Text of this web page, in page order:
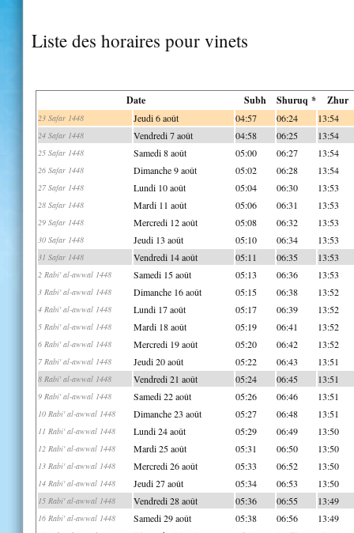
Liste des horaires pour vinets
Date Subh Shuruq * Zhur
23 Safar 1448 Jeudi 6 août 04:57 06:24 13:54
24 Safar 1448 Vendredi 7 août 04:58 06:25 13:54
25 Safar 1448 Samedi 8 août 05:00 06:27 13:54
26 Safar 1448 Dimanche 9 août 05:02 06:28 13:54
27 Safar 1448 Lundi 10 août 05:04 06:30 13:53
28 Safar 1448 Mardi 11 août 05:06 06:31 13:53
29 Safar 1448 Mercredi 12 août 05:08 06:32 13:53
30 Safar 1448 Jeudi 13 août 05:10 06:34 13:53
31 Safar 1448 Vendredi 14 août 05:11 06:35 13:53
2 Rabi' al-awwal 1448 Samedi 15 août 05:13 06:36 13:53
3 Rabi' al-awwal 1448 Dimanche 16 août 05:15 06:38 13:52
4 Rabi' al-awwal 1448 Lundi 17 août 05:17 06:39 13:52
5 Rabi' al-awwal 1448 Mardi 18 août 05:19 06:41 13:52
6 Rabi' al-awwal 1448 Mercredi 19 août 05:20 06:42 13:52
7 Rabi' al-awwal 1448 Jeudi 20 août 05:22 06:43 13:51
8 Rabi' al-awwal 1448 Vendredi 21 août 05:24 06:45 13:51
9 Rabi' al-awwal 1448 Samedi 22 août 05:26 06:46 13:51
10 Rabi' al-awwal 1448 Dimanche 23 août 05:27 06:48 13:51
11 Rabi' al-awwal 1448 Lundi 24 août 05:29 06:49 13:50
12 Rabi' al-awwal 1448 Mardi 25 août 05:31 06:50 13:50
13 Rabi' al-awwal 1448 Mercredi 26 août 05:33 06:52 13:50
14 Rabi' al-awwal 1448 Jeudi 27 août 05:34 06:53 13:50
15 Rabi' al-awwal 1448 Vendredi 28 août 05:36 06:55 13:49
16 Rabi' al-awwal 1448 Samedi 29 août 05:38 06:56 13:49